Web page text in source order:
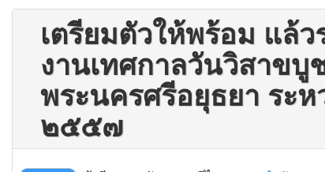
เตรียมตัวให้พร้อม แล้
งานเทศกาลวันวิสาข
พระนครศรีอยุธยา ระ
๒๕๕๗